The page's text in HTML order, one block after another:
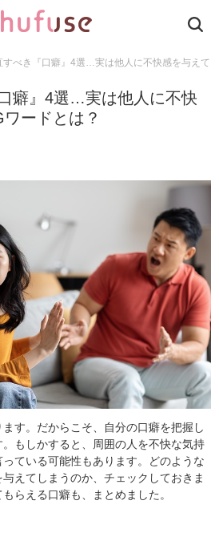
すべき『口癖』4選…実は他人に不快感を与えて
癖』4選…実は他人に不快
ードとは？
す。だからこそ、自分の口癖を把握し
もしかすると、周囲の人を不快な気持
ている可能性もあります。どのような
えてしまうのか、チェックしておきま
らえる口癖も、まとめました。